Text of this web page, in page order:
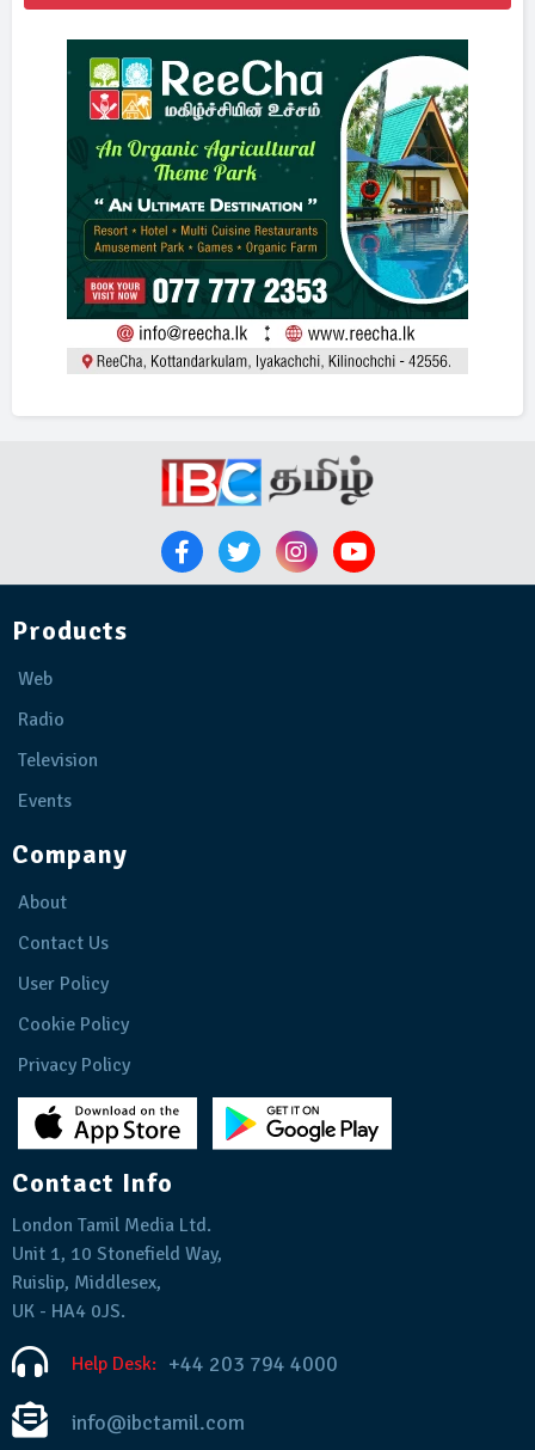
Products
Web
Radio
Television
Events
Company
About
Contact Us
User Policy
Cookie Policy
Privacy Policy
Contact Info
London Tamil Media Ltd.
Unit 1, 10 Stonefield Way,
Ruislip, Middlesex,
UK - HA4 0JS.
Help Desk: +44 203 794 4000
info@ibctamil.com